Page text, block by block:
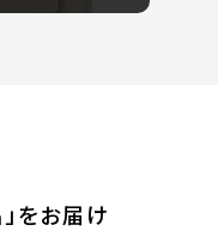
をお届け